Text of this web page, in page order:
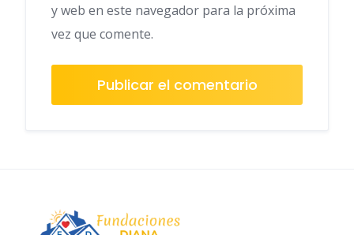
y web en este navegador para la próxima
vez que comente.